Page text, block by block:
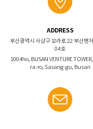
ADDRESS
부산광역시 사상구 모라로 22 부산벤
04호
1004ho, BUSAN VENTURE
ra-ro, Sasang-gu, Busan